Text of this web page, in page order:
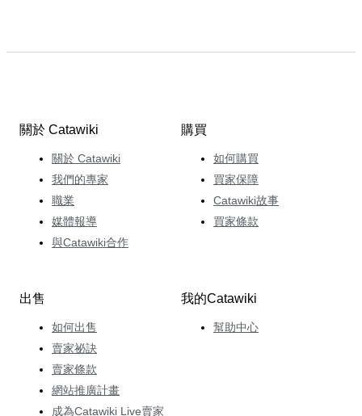
關於 Catawiki
關於 Catawiki
我們的專家
職業
媒體報導
與Catawiki合作
購買
如何購買
買家保障
Catawiki故事
買家條款
出售
如何出售
賣家祕訣
賣家條款
網站推廣計畫
成為Catawiki Live賣家
我的Catawiki
幫助中心